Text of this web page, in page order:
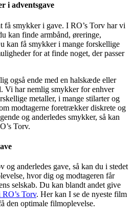
i adventsgave
få smykker i gave. I RO’s Torv har vi
kan finde armbånd, øreringe,
kan få smykker i mange forskellige
for at finde noget, der passer
også ende med en halskæde eller
Vi har nemlig smykker for enhver
metaller, i mange stilarter og
modtagerne foretrækker diskrete og
og anderledes smykker, så kan
Torv.
anderledes gave, så kan du i stedet
hvor dig og modtageren får
selskab. Du kan blandt andet give
Torv. Her kan I se de nyeste film
den optimale filmoplevelse.